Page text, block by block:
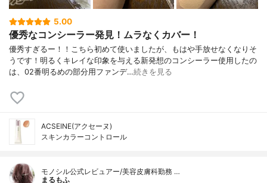
5.00
優秀なコンシーラー発見！ムラなくカバー！
優秀すぎるー！！こちら初めて使いましたが、もはや手放せなくなりそ
うです！明るくキレイな印象を与える新発想のコンシーラー使用したの
は、02番明るめの部分用ファンデ…続きを見る
ACSEINE(アクセーヌ)
スキンカラーコントロール
モノシル公式レビュアー/美容皮膚科勤務 …
まるもふ